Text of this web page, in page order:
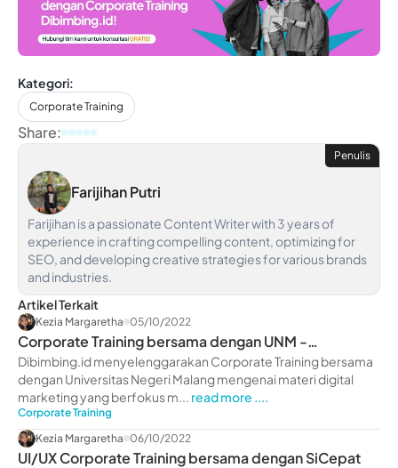
Kategori:
Corporate Training
Share:
Penulis
Farijihan Putri
Farijihan is a passionate Content Writer with 3 years of
experience in crafting compelling content, optimizing for
SEO, and developing creative strategies for various brands
and industries.
Artikel Terkait
Kezia Margaretha 05/10/2022
Corporate Training bersama dengan UNM -
dibimbing.id
Dibimbing.id menyelenggarakan Corporate Training bersama
dengan Universitas Negeri Malang mengenai materi digital
marketing yang berfokus m... read more ....
Corporate Training
Kezia Margaretha 06/10/2022
UI/UX Corporate Training bersama dengan SiCepat